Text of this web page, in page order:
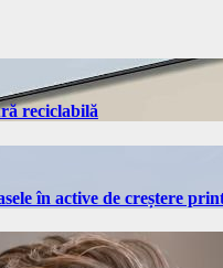
reciclabilă
în active de creștere